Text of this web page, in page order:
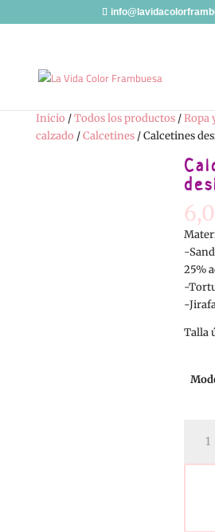
Inicio /Todos los productos/Ropa
calzado /Calcetines/ Calcetines
-
25%
-
-
Talla